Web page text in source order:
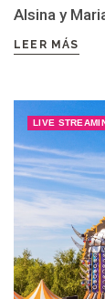
Alsina y
LEER MÁS
LIVE